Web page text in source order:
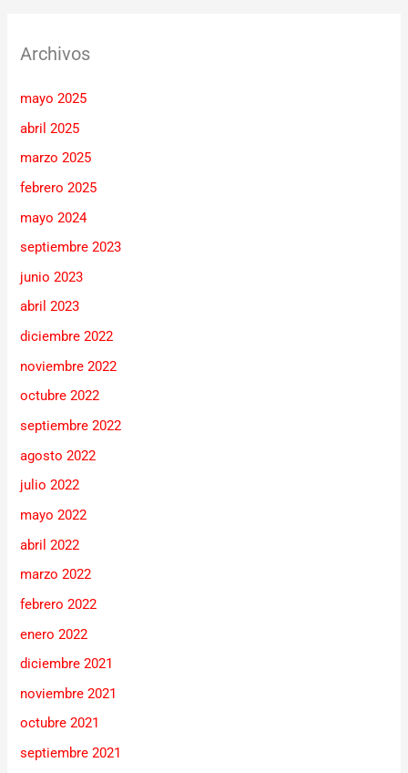
Archivos
mayo 2025
abril 2025
marzo 2025
febrero 2025
mayo 2024
septiembre 2023
junio 2023
abril 2023
diciembre 2022
noviembre 2022
octubre 2022
septiembre 2022
agosto 2022
julio 2022
mayo 2022
abril 2022
marzo 2022
febrero 2022
enero 2022
diciembre 2021
noviembre 2021
octubre 2021
septiembre 2021